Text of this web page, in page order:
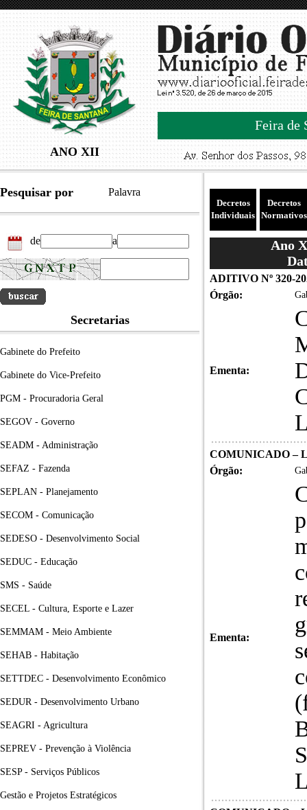
ANO XII
Feira de
Pesquisar por Palavra
de a
Secretarias
Gabinete do Prefeito
Gabinete do Vice-Prefeito
PGM - Procuradoria Geral
SEGOV - Governo
SEADM - Administração
SEFAZ - Fazenda
SEPLAN - Planejamento
SECOM - Comunicação
SEDESO - Desenvolvimento Social
SEDUC - Educação
SMS - Saúde
SECEL - Cultura, Esporte e Lazer
SEMMAM - Meio Ambiente
SEHAB - Habitação
SETTDEC - Desenvolvimento Econômico
SEDUR - Desenvolvimento Urbano
SEAGRI - Agricultura
SEPREV - Prevenção à Violência
SESP - Serviços Públicos
Gestão e Projetos Estratégicos
Decretos
Individuais
Decretos
Normativos
Ano
ADITIVO Nº 320-
Órgão:
Ementa:
COMUNICADO –
Órgão:
Ementa: